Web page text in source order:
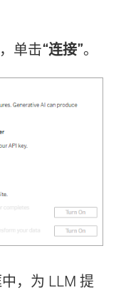
单击“连接”。
，为 LLM 提